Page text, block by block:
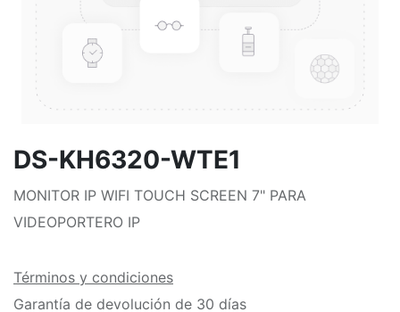
DS-KH6320-WTE1
MONITOR IP WIFI TOUCH SCREEN 7" PARA
VIDEOPORTERO IP
Términos y condiciones
Garantía de devolución de 30 días